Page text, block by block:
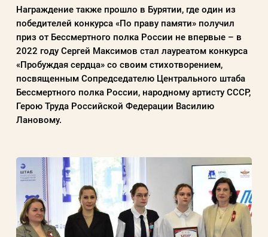
Награждение также прошло в Бурятии, где один из
победителей конкурса «По праву памяти» получил
приз от Бессмертного полка России не впервые – в
2022 году Сергей Максимов стал лауреатом конкурса
«Пробуждая сердца» со своим стихотворением,
посвященным Сопредседателю Центрального штаба
Бессмертного полка России, народному артисту СССР,
Герою Труда Российской Федерации Василию
Лановому.